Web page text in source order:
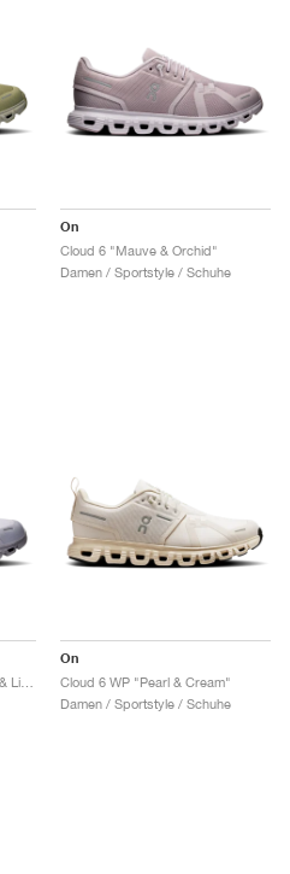
On
Cloud 6 "Mauve & Orchid"
Damen / Sportstyle / Schuhe
Cloud 6 Waterproof "Nimbus & Lilac"
On
Cloud 6 WP "Pearl & Cream"
Damen / Sportstyle / Schuhe